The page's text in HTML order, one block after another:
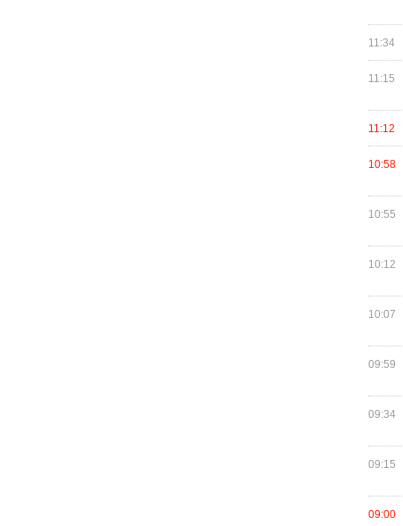
11:34
11:15
11:12
10:58
10:55
10:12
10:07
09:59
09:34
09:15
09:00